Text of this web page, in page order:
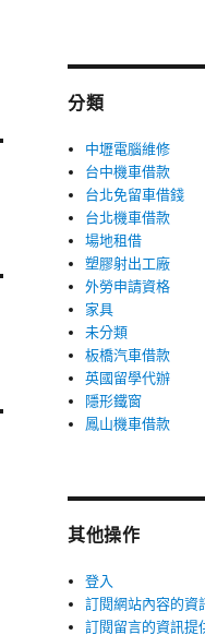
分類
中壢電腦維修
台中機車借款
台北免留車借錢
台北機車借款
場地租借
塑膠射出工廠
外勞申請資格
家具
未分類
板橋汽車借款
英國留學代辦
隱形鐵窗
鳳山機車借款
其他操作
登入
訂閱網站內容的資
訂閱留言的資訊提